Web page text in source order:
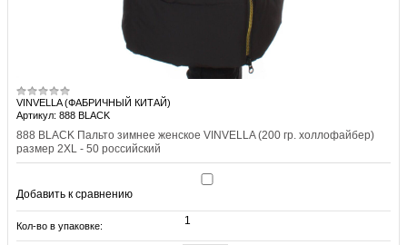
VINVELLA (ФАБРИЧНЫЙ КИТАЙ)
Артикул: 888 BLACK
888 BLACK Пальто зимнее женское VINVELLA (200 гр. холлофайбер)
размер 2XL - 50 российский
Добавить к сравнению
Кол-во в упаковке: 1